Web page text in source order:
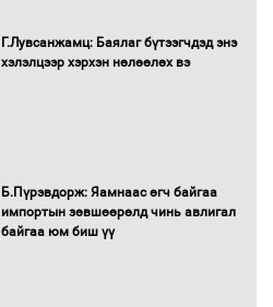
Г.Лувсанжамц: Баялаг бүтээгчдэд энэ
хэлэлцээр хэрхэн нөлөөлөх вэ
Б.Пүрэвдорж: Яамнаас өгч байгаа
импортын зөвшөөрөлд чинь авлигал
байгаа юм биш үү